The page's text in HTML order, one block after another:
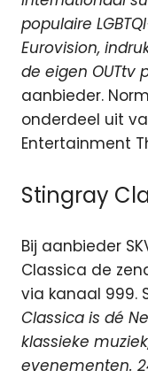
populaire
Eurovision,
de eigen OUTtv
aanbieder.
onderdeel uit
Entertainment
Stingray
Bij aanbieder
Classica de
via kanaal 999.
Classica is dé
klassieke
evenementen.